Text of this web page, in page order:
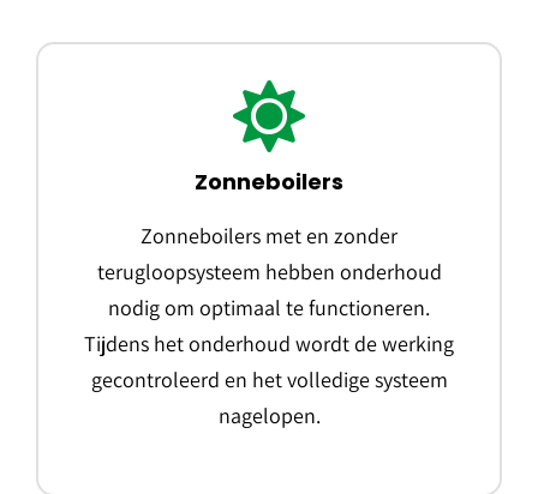
Zonneboilers
Zonneboilers met en zonder
terugloopsysteem hebben onderhoud
nodig om optimaal te functioneren.
Tijdens het onderhoud wordt de werking
gecontroleerd en het volledige systeem
nagelopen.